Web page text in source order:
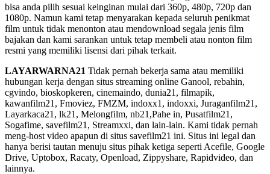
bisa anda pilih sesuai keinginan mulai dari 360p, 480p, 720p dan
1080p. Namun kami tetap menyarakan kepada seluruh penikmat
film untuk tidak menonton atau mendownload segala jenis film
bajakan dan kami sarankan untuk tetap membeli atau nonton film
resmi yang memiliki lisensi dari pihak terkait.
LAYARWARNA21 Tidak pernah bekerja sama atau memiliki
hubungan kerja dengan situs streaming online Ganool, rebahin,
cgvindo, bioskopkeren, cinemaindo, dunia21, filmapik,
kawanfilm21, Fmoviez, FMZM, indoxx1, indoxxi, Juraganfilm21,
Layarkaca21, lk21, Melongfilm, nb21,Pahe in, Pusatfilm21,
Sogafime, savefilm21, Streamxxi, dan lain-lain. Kami tidak pernah
meng-host video apapun di situs savefilm21 ini. Situs ini legal dan
hanya berisi tautan menuju situs pihak ketiga seperti Acefile, Google
Drive, Uptobox, Racaty, Openload, Zippyshare, Rapidvideo, dan
lainnya.